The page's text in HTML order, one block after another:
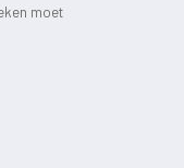
moet